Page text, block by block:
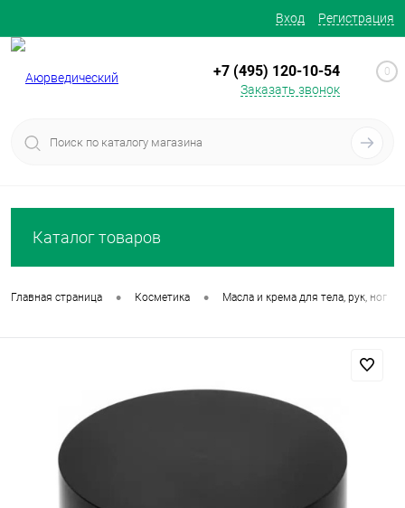
Вход Регистрация
+7 (495) 120-10-54
Заказать звонок
0
Каталог товаров
Главная страница • Косметика • Масла и крема для тела, рук, ног